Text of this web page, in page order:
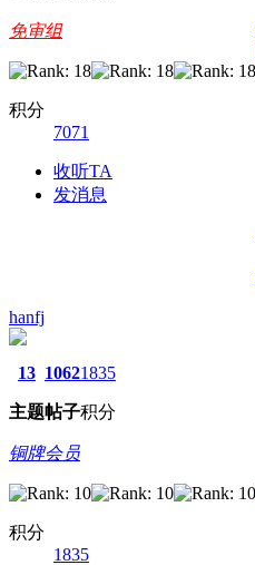
免审组
积分
7071
收听TA
发消息
hanfj
13
主题
1062
帖子
1835
积分
铜牌会员
积分
1835